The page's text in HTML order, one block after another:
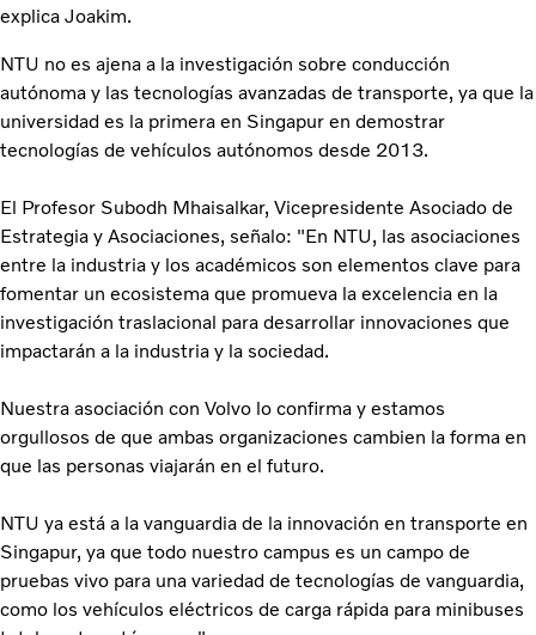
explica Joakim.
NTU no es ajena a la investigación sobre conducción
autónoma y las tecnologías avanzadas de transporte, ya que la
universidad es la primera en Singapur en demostrar
tecnologías de vehículos autónomos desde 2013.
El Profesor Subodh Mhaisalkar, Vicepresidente Asociado de
Estrategia y Asociaciones, señalo: "En NTU, las asociaciones
entre la industria y los académicos son elementos clave para
fomentar un ecosistema que promueva la excelencia en la
investigación traslacional para desarrollar innovaciones que
impactarán a la industria y la sociedad.
Nuestra asociación con Volvo lo confirma y estamos
orgullosos de que ambas organizaciones cambien la forma en
que las personas viajarán en el futuro.
NTU ya está a la vanguardia de la innovación en transporte en
Singapur, ya que todo nuestro campus es un campo de
pruebas vivo para una variedad de tecnologías de vanguardia,
como los vehículos eléctricos de carga rápida para minibuses